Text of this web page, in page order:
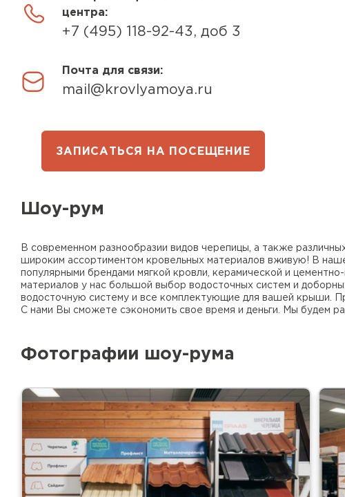
Фальцевая кровля
Водосточная система
Цементно-песчаная
черепица
центра:
+7 (495) 118-92-43 , доб 3
Почта для связи:
mail@krovlyamoya.ru
ЗАПИСАТЬСЯ НА ПОСЕЩЕНИЕ
Шоу-рум
В современном разнообразии видов черепицы, а также
широким ассортиментом кровельных материалов вживую! В
популярными брендами мягкой кровли, керамической и
материалов у нас большой выбор водосточных систем и
водосточную систему и все комплектующие для вашей крыши.
С нами Вы сможете сэкономить свое время и деньги. Мы будем
Фотографии шоу-рума
Профилированный лист
ПЕРЕЙТИ
Рулонная кровля
ПЕРЕЙТИ